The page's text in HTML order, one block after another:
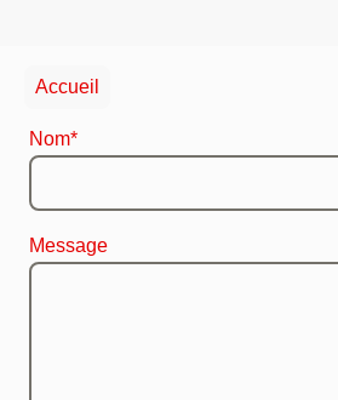
Accueil
Nom*
Message